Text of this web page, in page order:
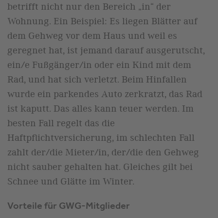
betrifft nicht nur den Bereich „in“ der
Wohnung. Ein Beispiel: Es liegen Blätter auf
dem Gehweg vor dem Haus und weil es
geregnet hat, ist jemand darauf ausgerutscht,
ein/e Fußgänger/in oder ein Kind mit dem
Rad, und hat sich verletzt. Beim Hinfallen
wurde ein parkendes Auto zerkratzt, das Rad
ist kaputt. Das alles kann teuer werden. Im
besten Fall regelt das die
Haftpflichtversicherung, im schlechten Fall
zahlt der/die Mieter/in, der/die den Gehweg
nicht sauber gehalten hat. Gleiches gilt bei
Schnee und Glätte im Winter.
Vorteile für GWG-Mitglieder